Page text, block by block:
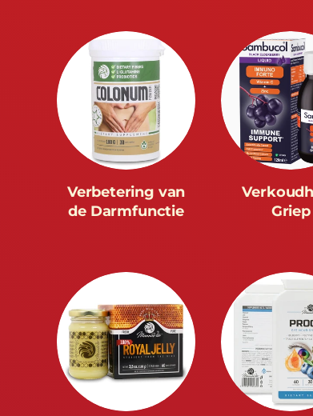
Verbetering van
de Darmfunctie
Griep